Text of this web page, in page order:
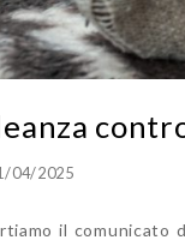
04/2025
il comunicato